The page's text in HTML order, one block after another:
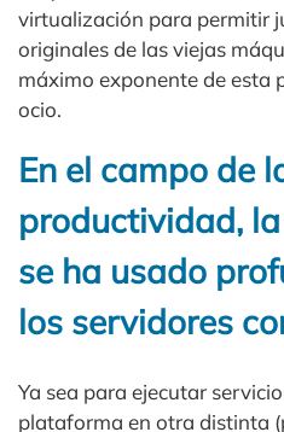
virtualización para permitir
originales de las viejas
máximo exponente de esta
ocio.
En el campo de
productividad,
se ha usado
los servidores
Ya sea para ejecutar
plataforma en otra distinta